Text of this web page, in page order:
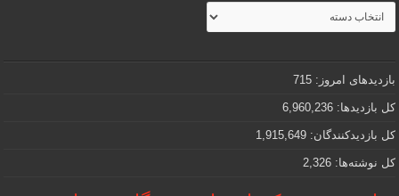
مطالب
جذاب
و
که
دنبالش
هستید
بازدیدهای امروز: 715
کل بازدیدها: 6,960,236
کل بازدیدکنند‌گان: 1,915,649
کل نوشته‌ها: 2,326